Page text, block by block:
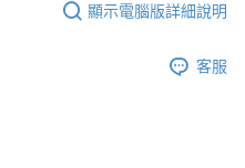
顯示電腦版詳細說明
客服